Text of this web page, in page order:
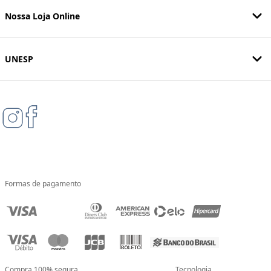
Nossa Loja Online
UNESP
Formas de pagamento